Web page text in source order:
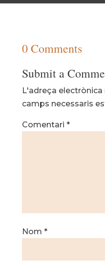
0 Comments
Submit a
L'adreça electrònica
camps necessaris
Comentari *
Nom *